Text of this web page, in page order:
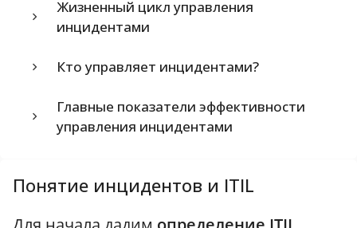
Жизненный цикл управления
инцидентами
Кто управляет инцидентами?
Главные показатели эффективности
управления инцидентами
Понятие инцидентов и ITIL